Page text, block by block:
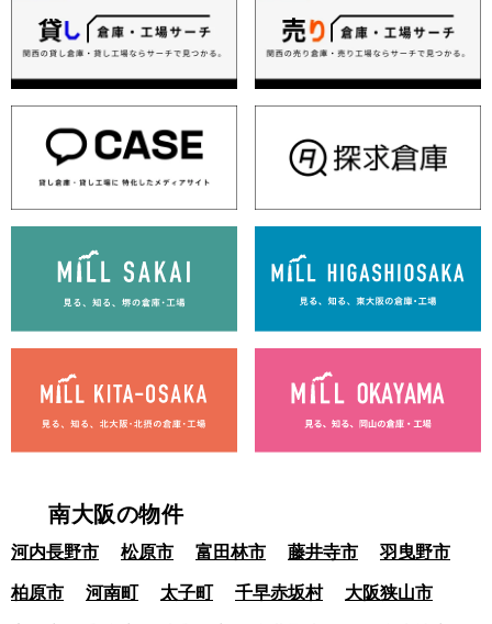
南大阪の物件
河内長野市 松原市 富田林市 藤井寺市 羽曳野市
柏原市 河南町 太子町 千早赤坂村 大阪狭山市